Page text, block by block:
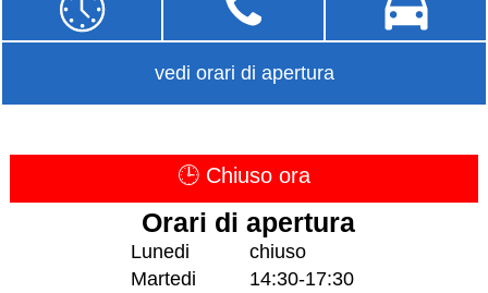
vedi orari di apertura
🕒 Chiuso ora
Orari di apertura
Lunedi
chiuso
Martedi
14:30-17:30